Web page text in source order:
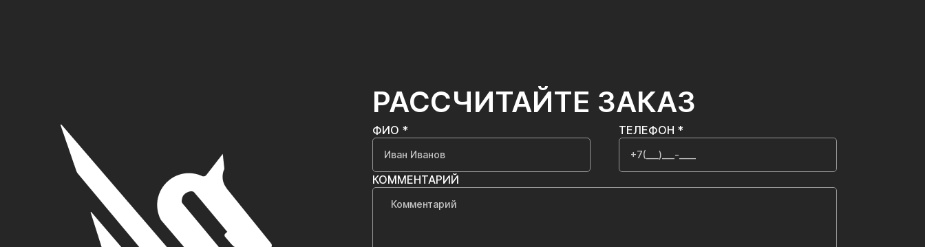
РАССЧИТАЙТЕ ЗАКАЗ
ФИО * ТЕЛЕФОН *
КОММЕНТАРИЙ